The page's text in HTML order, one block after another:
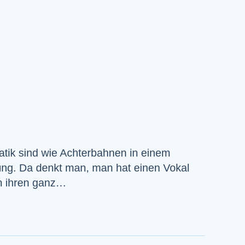
sind wie Achterbahnen in einem
Da denkt man, man hat einen Vokal
ihren ganz…